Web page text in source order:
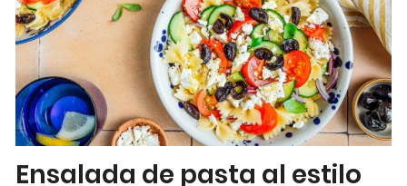
Ensalada de pasta al estilo